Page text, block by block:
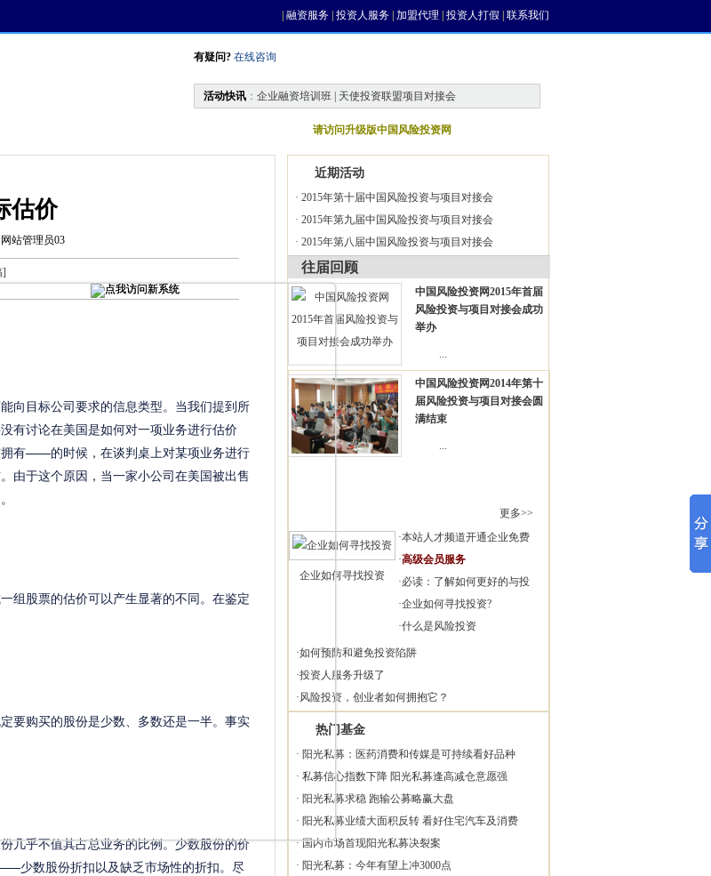
融资服务 投资人服务 加盟代理 投资人打假 联系我们
有疑问? 在线咨询
活动快讯 ： 企业融资培训班 | 天使投资联盟项目对接会
请访问升级版中国风险投资网
估价
网站管理员03
]
向目标公司要求的信息类型。当我们提到所
有讨论在美国是如何对一项业务进行估价
有——的时候，在谈判桌上对某项业务进行
由于这个原因，当一家小公司在美国被出售
股票的估价可以产生显著的不同。在鉴定
购买的股份是少数、多数还是一半。事实
乎不值其占总业务的比例。少数股份的价
少数股份折扣以及缺乏市场性的折扣。尽
近期活动
· 2015年第十届中国风险投资与项目对接会
· 2015年第九届中国风险投资与项目对接会
· 2015年第八届中国风险投资与项目对接会
往届回顾
中国风险投资网2015年首届
风险投资与项目对接会成功
举办
...
中国风险投资网2014年第十
届风险投资与项目对接会圆
满结束
...
更多>>
企业如何寻找投资
·本站人才频道开通企业免费
·高级会员服务
·必读：了解如何更好的与投
·企业如何寻找投资?
·什么是风险投资
·如何预防和避免投资陷阱
·投资人服务升级了
·风险投资，创业者如何拥抱它？
热门基金
· 阳光私募：医药消费和传媒是可持续看好品种
· 私募信心指数下降 阳光私募逢高减仓意愿强
· 阳光私募求稳 跑输公募略赢大盘
· 阳光私募业绩大面积反转 看好住宅汽车及消费
·国内市场首现阳光私募决裂案
· 阳光私募：今年有望上冲3000点